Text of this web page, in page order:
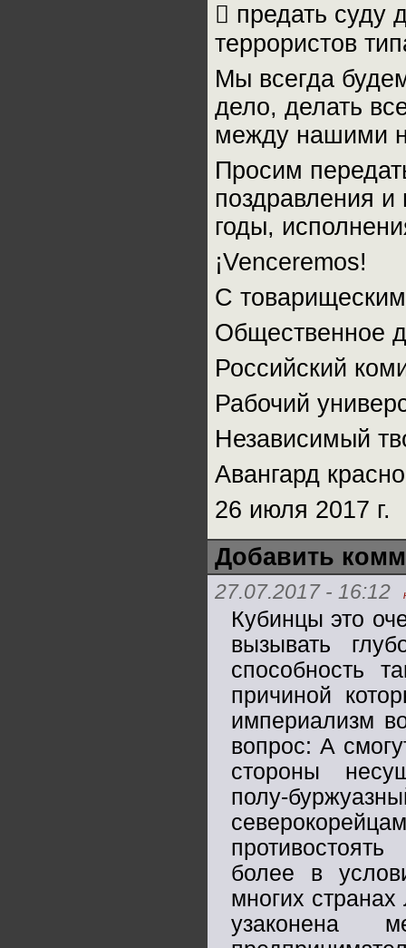
​ предать суду
террористов
Мы всегда
дело, делать
между нашими
Просим
поздравления и
годы,
¡Venceremos!
С
Общественное
Российский
Рабочий
Независимый
Авангард
26 июля 2017 г.
Добавить
27.07.2017 - 16:12
Кубинцы это
вызывать
способность
причиной
империализм
вопрос: А
стороны
полу-
более в
многих
узаконена